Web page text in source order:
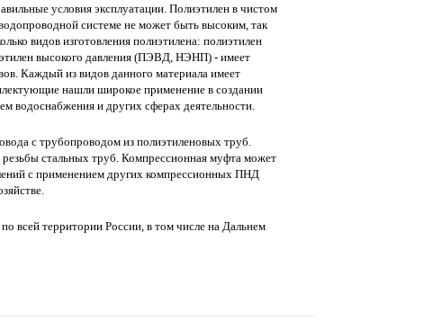
условия эксплуатации. Полиэтилен в чистом
системе не может быть высоким, так
видов изготовления полиэтилена: полиэтилен
высокого давления (ПЭВД, НЭНП) - имеет
Каждый из видов данного материала имеет
нашли широкое применение в создании
водоснабжения и других сферах деятельности.
с трубопроводом из полиэтиленовых труб.
стальных труб. Компрессионная муфта может
с применением других компрессионных ПНД
всей территории России, в том числе на Дальнем